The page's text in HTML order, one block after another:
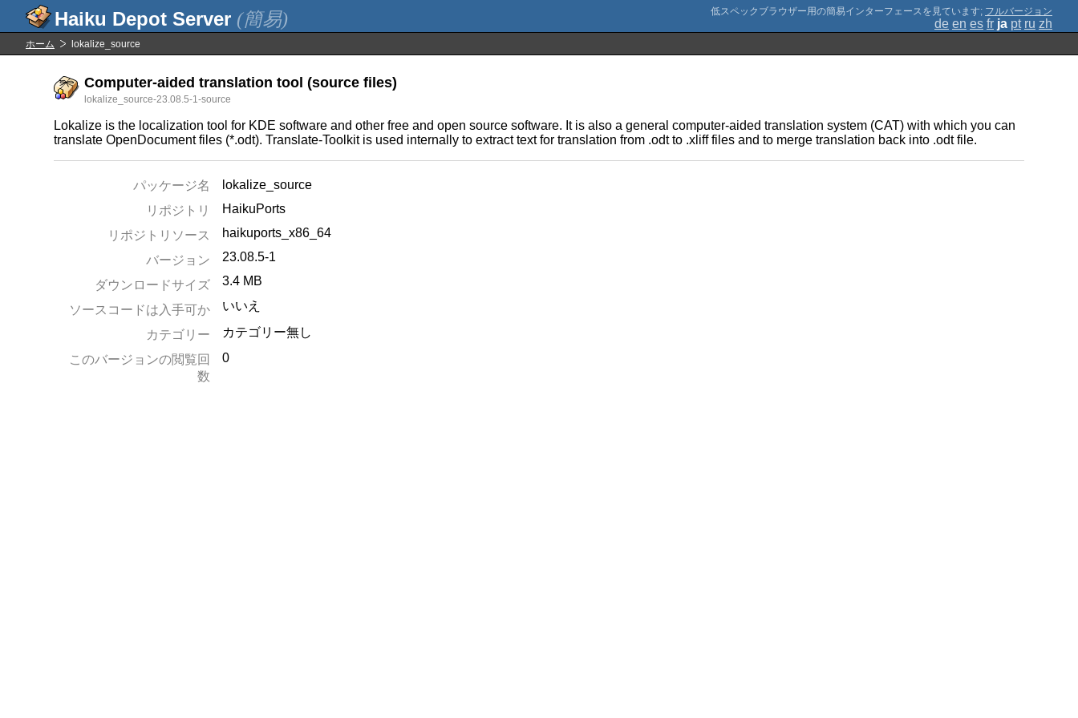
(簡易) ; フルバージョン
de en es fr ja pt ru zh
ホーム lokalize_source
Computer-aided translation tool (source files)
lokalize_source-23.08.5-1-source
Lokalize is the localization tool for KDE software and other free and open source software. It is also a general computer-aided translation system (CAT) with which you can
translate OpenDocument files (*.odt). Translate-Toolkit is used internally to extract text for translation from .odt to .xliff files and to merge translation back into .odt file.
パッケージ名
lokalize_source
リポジトリ
HaikuPorts
リポジトリソース
haikuports_x86_64
バージョン
23.08.5-1
ダウンロードサイズ 3.4 MB
ソースコードは入手可か いいえ
カテゴリー
カテゴリー無し
このバージョンの閲覧回
数
0